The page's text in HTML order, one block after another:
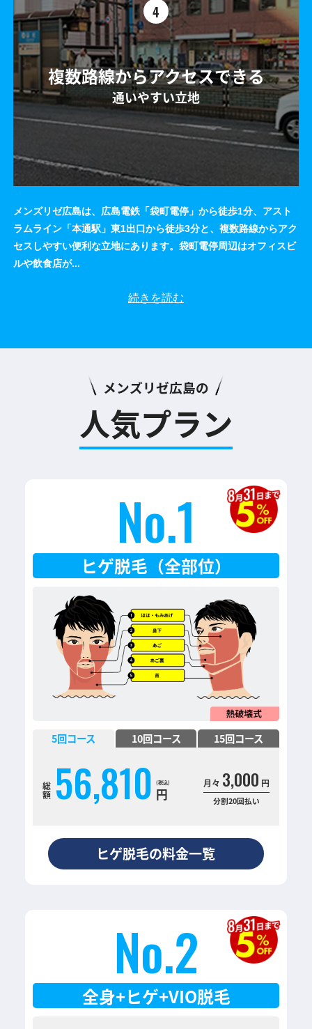
4
複数路線からアクセスできる
通いやすい立地
メンズリゼ広島は、広島電鉄「袋町電停」から徒歩1分、アスト
ラムライン「本通駅」東1出口から徒歩3分と、複数路線からアク
セスしやすい便利な立地にあります。袋町電停周辺はオフィスビ
ルや飲食店が...
続きを読む
メンズリゼ広島の
人気プラン
No.1
ヒゲ脱毛（全部位）
5回コース 10回コース 15回コース
総
額 56,810 円
月々 3,000 円
分割20回払い
ヒゲ脱毛の料金一覧
No.2
全身+ヒゲ+VIO脱毛